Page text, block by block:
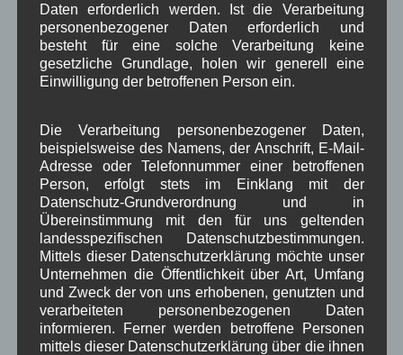
historische Bilder , Infrastruktur ,Isarkies
Kirche Kunsthandwerk Landwirtschaft ,
Musik , Natur und Umwelt , Ochsenrennen
Schule , Sport , Tagespflege , Tourismus
TV ,Umfrage , Veranstaltung , Verkehr ,
Verwaltung , Video
Vorstand Dorferneuerung , Woiga.de
Zeitung , Zigarettensteig
Bauernregel im August
Daten erforderlich werden. Ist die Verarbeitung
personenbezogener Daten erforderlich und
besteht für eine solche Verarbeitung keine
gesetzliche Grundlage, holen wir generell eine
Einwilligung der betroffenen Person ein.
Die Verarbeitung personenbezogener Daten,
beispielsweise des Namens, der Anschrift, E-Mail-
Adresse oder Telefonnummer einer betroffenen
Person, erfolgt stets im Einklang mit der
Datenschutz-Grundverordnung und in
Übereinstimmung mit den für uns geltenden
landesspezifischen Datenschutzbestimmungen.
Mittels dieser Datenschutzerklärung möchte unser
Unternehmen die Öffentlichkeit über Art, Umfang
und Zweck der von uns erhobenen, genutzten und
verarbeiteten personenbezogenen Daten
informieren. Ferner werden betroffene Personen
mittels dieser Datenschutzerklärung über die ihnen